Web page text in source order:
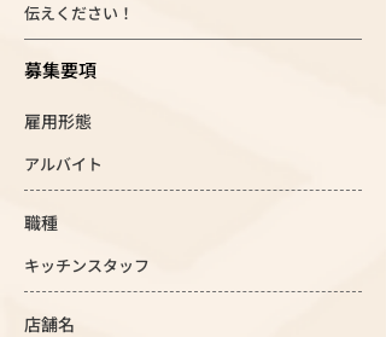
伝えください！
募集要項
雇用形態
アルバイト
職種
キッチンスタッフ
店舗名